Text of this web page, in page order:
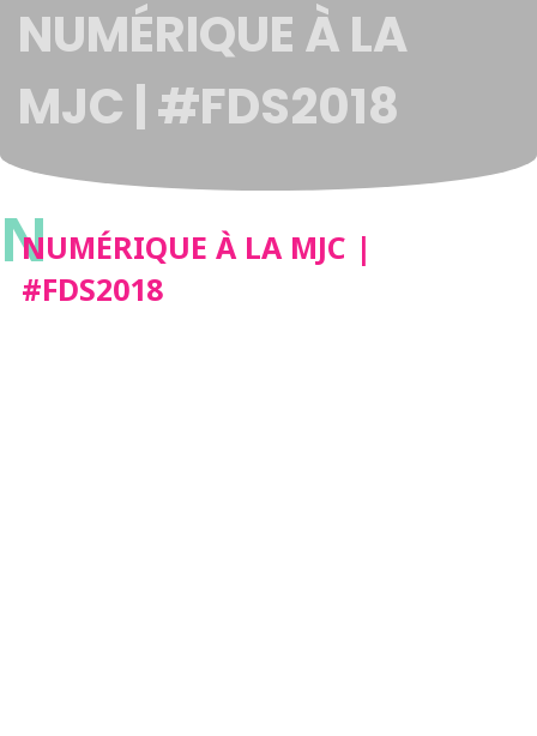
NUMÉRIQUE À LA
MJC | #FDS2018
N
NUMÉRIQUE À LA MJC |
#FDS2018